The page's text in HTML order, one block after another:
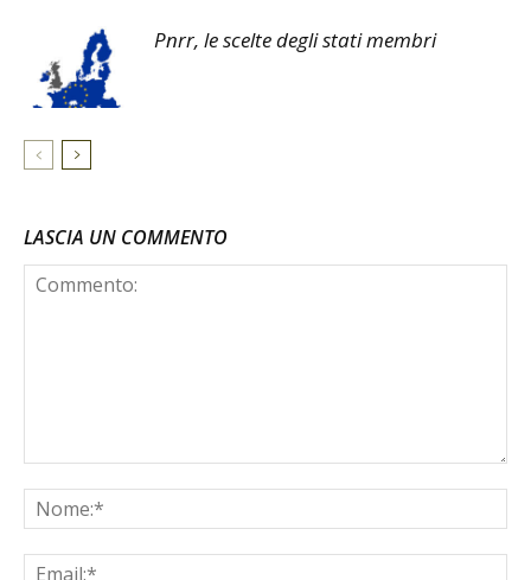
Pnrr, le scelte degli stati membri
LASCIA UN COMMENTO